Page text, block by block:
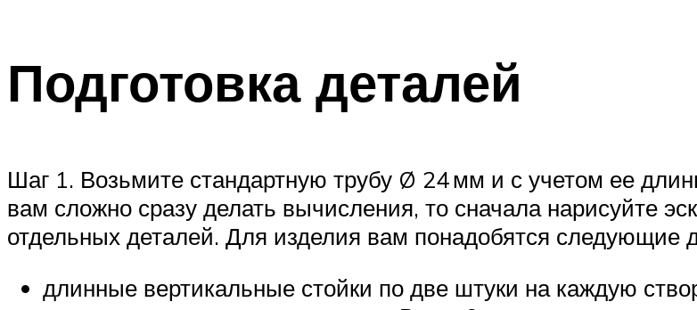
Подготовка деталей
Шаг 1. Возьмите стандартную трубу Ø 24 мм и с учетом ее
вам сложно сразу делать вычисления, то сначала нарисуйте
отдельных деталей. Для изделия вам понадобятся следующие
длинные вертикальные стойки по две штуки на каждую